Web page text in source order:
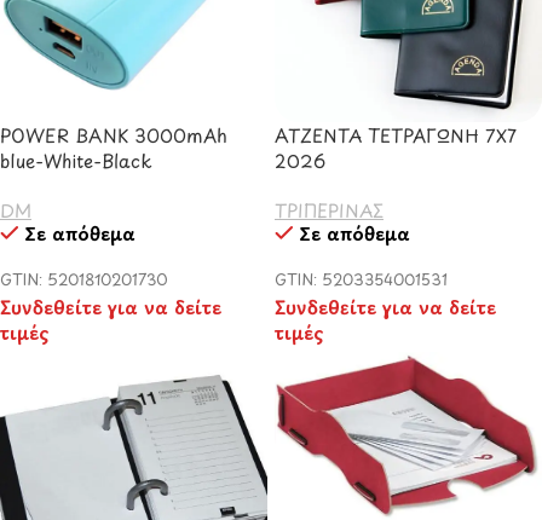
POWER BANK 3000mAh
blue-White-Black
DM
Σε απόθεμα
GTIN: 5201810201730
Συνδεθείτε για να δείτε
τιμές
ΑΤΖΕΝΤΑ ΤΕΤΡΑΓΩΝΗ 7Χ7
2026
ΤΡΙΠΕΡΙΝΑΣ
Σε απόθεμα
GTIN: 5203354001531
Συνδεθείτε για να δείτε
τιμές